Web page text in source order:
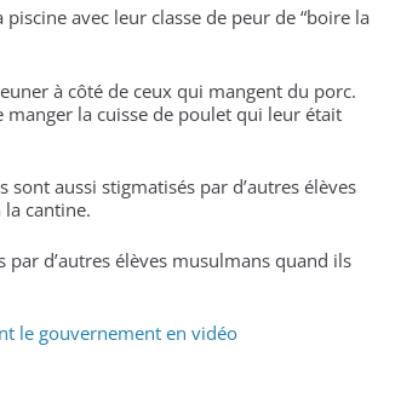
avec leur classe de peur de “boire la
à côté de ceux qui mangent du porc.
manger la cuisse de poulet qui leur était
aussi stigmatisés par d’autres élèves
cantine.
d’autres élèves musulmans quand ils
le gouvernement en vidéo